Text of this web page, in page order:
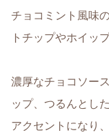
チョコミント風味
トチップやホイッ
濃厚なチョコソー
ップ、つるんとし
アクセントになり